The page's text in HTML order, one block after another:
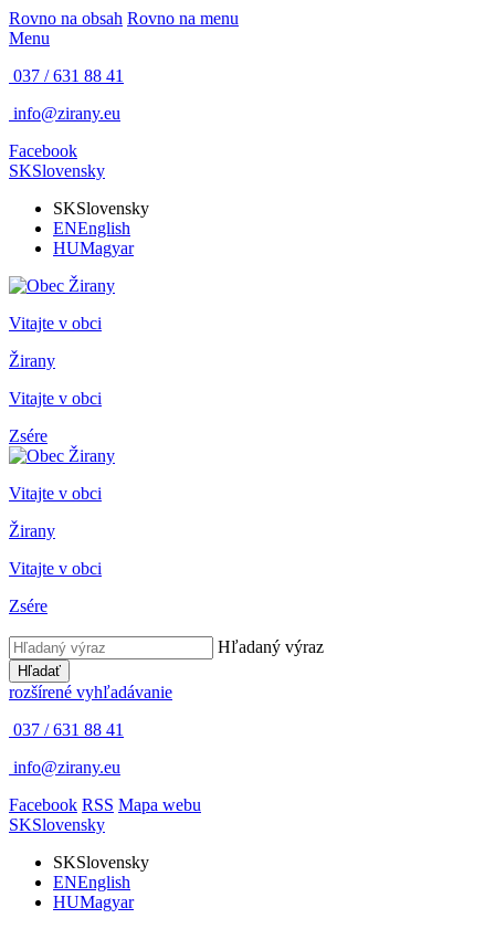
Rovno na obsah Rovno na menu
Menu
037 / 631 88 41
info@zirany.eu
Facebook
SKSlovensky
SKSlovensky
ENEnglish
HUMagyar
Vitajte v obci
Žirany
Vitajte v obci
Zsére
Vitajte v obci
Žirany
Vitajte v obci
Zsére
Hľadaný výraz
Hľadať
rozšírené vyhľadávanie
037 / 631 88 41
info@zirany.eu
Facebook RSS Mapa webu
SKSlovensky
SKSlovensky
ENEnglish
HUMagyar